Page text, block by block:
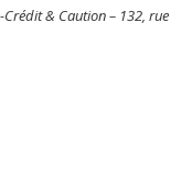
Crédit & Caution – 132, rue